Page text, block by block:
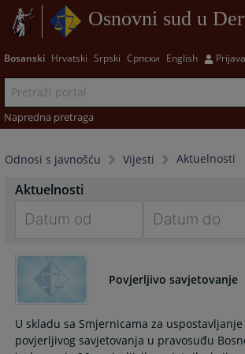
Osnovni sud u
Bosanski Hrvatski Srpski Српски English Prijava
Napredna pretraga
Odnosi s javnošću Vijesti Aktuelnosti
Aktuelnosti
forward
interact
the
calendar
to
the
calendar
Povjerljivo savjetovanje
U skladu sa Smjernicama za
povjerljivog savjetovanja u pravosuđu